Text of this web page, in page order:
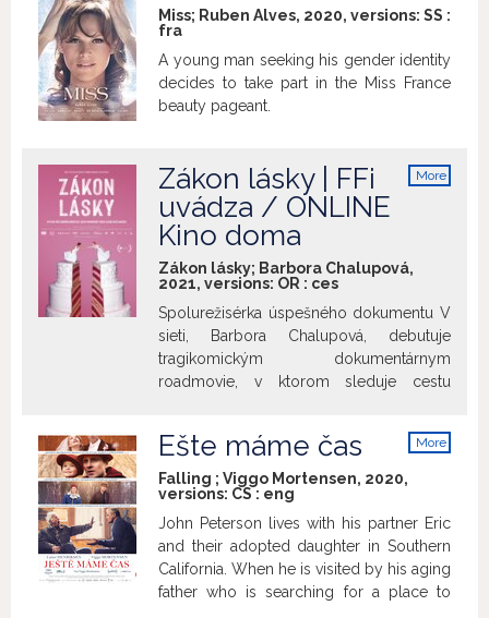
Miss; Ruben Alves, 2020, versions: SS :
fra
A young man seeking his gender identity
decides to take part in the Miss France
beauty pageant.
More
Zákon lásky | FFi
uvádza / ONLINE
Kino doma
Zákon lásky; Barbora Chalupová,
2021, versions: OR : ces
Spolurežisérka úspešného dokumentu V
sieti, Barbora Chalupová, debutuje
tragikomickým dokumentárnym
roadmovie, v ktorom sleduje cestu
manželstvo všetkým bez ohľadu na ich
sexuálnu orientáciu a podporuje ho
väčšina obyvateľov Českej republiky.
Komu teda návrh vzbudzujúci vášne a
nebývalé emócie vadí? Aký je vlastne
rozdiel medzi manželstvom a
registrovaným partnerstvom? S napätím
More
Ešte máme čas
Falling ; Viggo Mortensen, 2020,
versions: CS : eng
John Peterson lives with his partner Eric
and their adopted daughter in Southern
California. When he is visited by his aging
father who is searching for a place to